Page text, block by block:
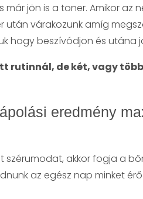
jön is a toner. Amikor az
után várakozunk amíg
hogy beszívódjon és utána
rutinnál, de két, vagy
eredmény
akkor fogja a
az egész nap minket